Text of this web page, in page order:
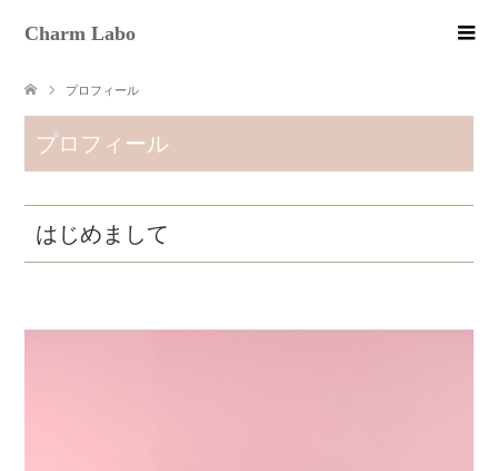
Charm Labo
プロフィール
プロフィール
はじめまして